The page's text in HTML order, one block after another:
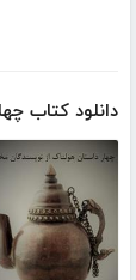
دانلود کتاب